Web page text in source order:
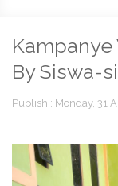
By Siswa-
Publish : Monday, 31